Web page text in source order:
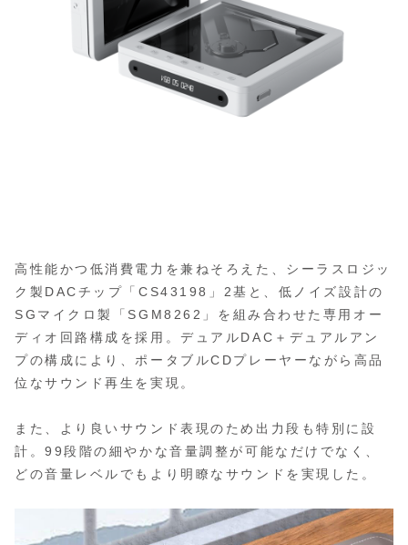
高性能かつ低消費電力を兼ねそろえた、シーラスロジッ
ク製DACチップ「CS43198」2基と、低ノイズ設計の
SGマイクロ製「SGM8262」を組み合わせた専用オー
ディオ回路構成を採用。デュアルDAC＋デュアルアン
プの構成により、ポータブルCDプレーヤーながら高品
位なサウンド再生を実現。
また、より良いサウンド表現のため出力段も特別に設
計。99段階の細やかな音量調整が可能なだけでなく、
どの音量レベルでもより明瞭なサウンドを実現した。